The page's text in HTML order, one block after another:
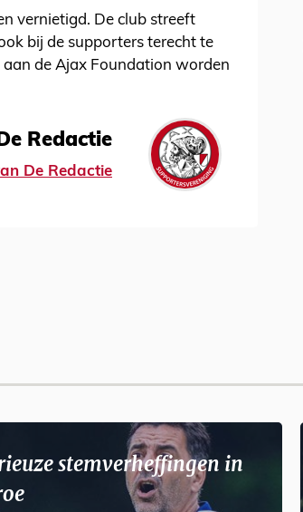
vernietigd. De club streeft
bij de supporters terecht te
de Ajax Foundation worden
Redactie
De Redactie
stemverheffingen in